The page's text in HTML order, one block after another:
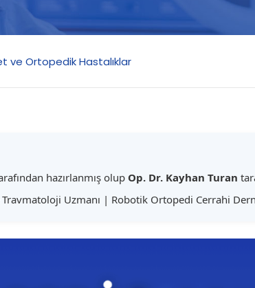
ve Ortopedik Hastalıklar
hazırlanmış olup Op. Dr. Kayhan Turan
Uzmanı | Robotik Ortopedi Cerrahi